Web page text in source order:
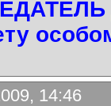
14:46